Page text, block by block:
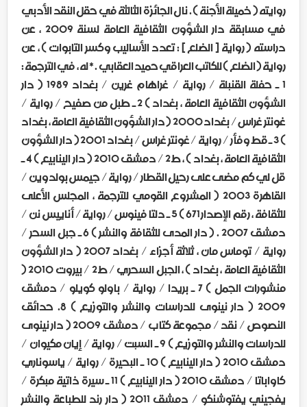
روايته ( خميلة الأجنة ) . نال الجائزة الثالثة في حقل النقد الأدبي
في مسابقة دار الشؤون الثقافية العامة لسنة 2009 ، عن
دراسته ( رواية [ الضلع ] : تعدد الأساليب وكسر التابوات ) ، عن
رواية ( الضلع ) للكاتب العراقي حميد العقابي . * له ، في الترجمة :
1 ـ حفلة القنبلة / رواية / غراهام غرين / بغداد 1989 ( دار
الشؤون الثقافية العامة ، بغداد ) 2 ـ طبل من صفيح / رواية /
غونتر غراس / بغداد 2000 ( دار الشؤون الثقافية العامة ، بغداد
) 3 ـ قط وفأر / رواية / غونتر غراس / بغداد 2001 ( دار الشؤون
الثقافية العامة ، بغداد ) ، ط2 / دمشق 2010 ( دار الينابيع ) 4 ـ
قل لي كم مضى على رحيل القطار / رواية / جيمس بولدوين /
القاهرة 2003 ( المشروع القومي للترجمة ، المجلس الأعلى
للثقافة ، رقم الإصدار 671 ) 5 ـ دلتا فينوس / رواية / أناييس نن /
دمشق 2007 . ( دار المدى للثقافة والنشر ) 6 ـ جبل السحر /
رواية / توماس مان ، ثلاثة أجزاء / بغداد 2007 ( دار الشؤون
الثقافية العامة ، بغداد ) ، الجبل السحري / ط2 / بيروت 2010 (
منشورات الجمل ) 7 ـ بريدا / رواية / باولو كويلو / دمشق
2009 ( دار نينوى للدراسات والنشر والتوزيع ) 8. حدائق
النصوص / نقد / مجموعة كتاب / دمشق 2009 ( دار نينوى
للدراسات والنشر والتوزيع ) 9 ـ السبت / رواية / إيان مكيوان /
دمشق 2010 ( دار الينابيع ) 10 ـ البحيرة / رواية / ياسوناري
كاواباتا / دمشق 2010 ( دار الينابيع ) 11 ـ سيرة ذاتية مبكرة /
يفجيني يفتوشنكو / دمشق 2011 ( دار رند للطباعة والنشر